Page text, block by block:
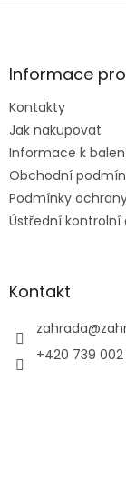
Z
aInformace
Kontakty
Jak nakupovat
Informace k
Obchodní
Podmínky
Ústřední kontrolní
Kontakt
zahrada@
+420 739 002